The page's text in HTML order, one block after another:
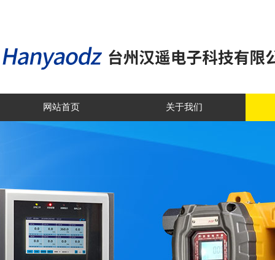
网站首页 关于我们